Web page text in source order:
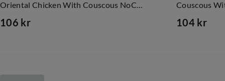
Oriental Chicken With Couscous NoColour
106 kr 104 kr